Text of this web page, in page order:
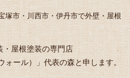
塚市・川西市・伊丹市で外壁・屋根
・屋根塗装の専門店
ォール）」代表の森と申します。